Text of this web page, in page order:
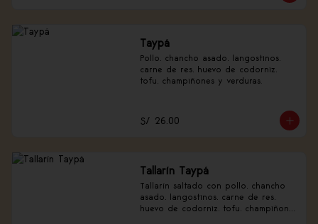
Taypá
Pollo, chancho asado, langostinos,
carne de res, huevo de codorniz,
tofu, champiñones y verduras.
S/ 26.00
Tallarín Taypá
Tallarín saltado con pollo, chancho
asado, langostinos, carne de res,
huevo de codorniz, tofu, champiñones